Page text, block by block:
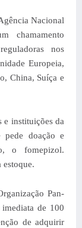
Nacional
chamamento
nos
Europeia,
China, Suíça e
e instituições da
pede doação e
o fomepizol.
estoque.
Pan-
de 100
de adquirir